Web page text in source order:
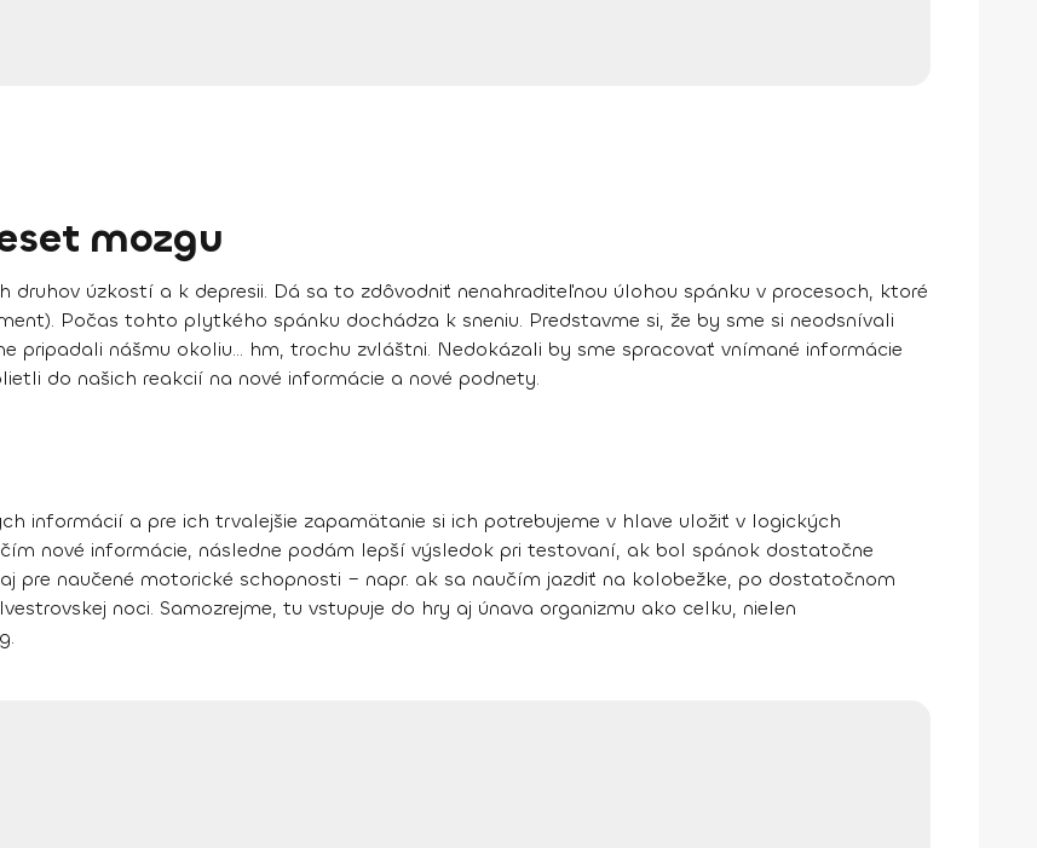
mozgu
druhov úzkostí a k depresii. Dá sa to zdôvodniť nenahraditeľnou úlohou spánku v procesoch, ktoré
Počas tohto plytkého spánku dochádza k sneniu. Predstavme si, že by sme si neodsnívali
pripadali nášmu okoliu... hm, trochu zvláštni. Nedokázali by sme spracovať vnímané informácie
do našich reakcií na nové informácie a nové podnety.
informácií a pre ich trvalejšie zapamätanie si ich potrebujeme v hlave uložiť v logických
nové informácie, následne podám lepší výsledok pri testovaní, ak bol spánok dostatočne
pre naučené motorické schopnosti – napr. ak sa naučím jazdiť na kolobežke, po dostatočnom
noci. Samozrejme, tu vstupuje do hry aj únava organizmu ako celku, nielen